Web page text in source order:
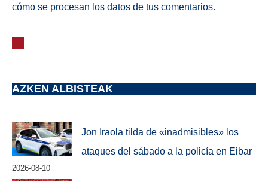
cómo se procesan los datos de tus comentarios.
AZKEN ALBISTEAK
Jon Iraola tilda de «inadmisibles» los
ataques del sábado a la policía en Eibar
2026-08-10